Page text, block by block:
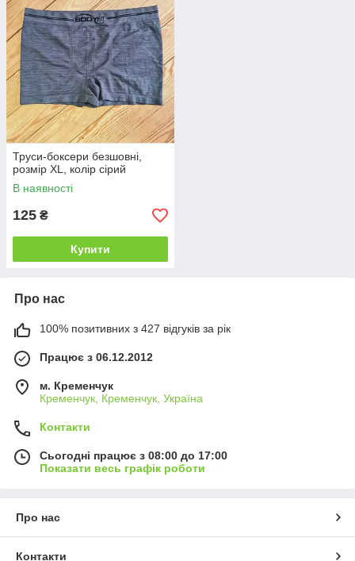
Труси-боксери безшовні,
розмір XL, колір сірий
В наявності
125 ₴
Купити
Про нас
100% позитивних з 427 відгуків за рік
Працює з 06.12.2012
м. Кременчук
Кременчук, Кременчук, Україна
Контакти
Сьогодні працює з 08:00 до 17:00
Показати весь графік роботи
Про нас
Контакти